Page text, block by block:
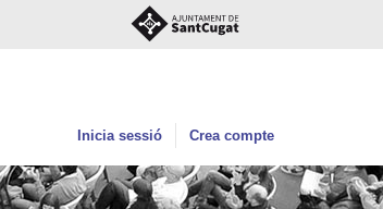
Inicia sessió Crea compte